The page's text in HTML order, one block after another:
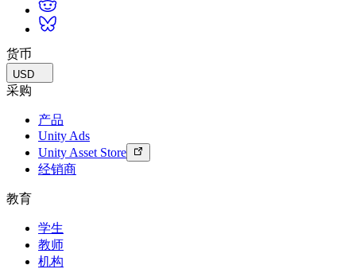
货币
USD
采购
产品
Unity Ads
Unity Asset Store
经销商
教育
学生
教师
机构